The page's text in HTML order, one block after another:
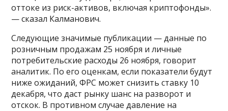
оттоке из риск-активов, включая криптофонды».
— сказал Калманович.
Следующие значимые публикации — данные по
розничным продажам 25 ноября и личные
потребительские расходы 26 ноября, говорит
аналитик. По его оценкам, если показатели будут
ниже ожиданий, ФРС может снизить ставку 10
декабря, что даст рынку шанс на разворот и
отскок. В противном случае давление на